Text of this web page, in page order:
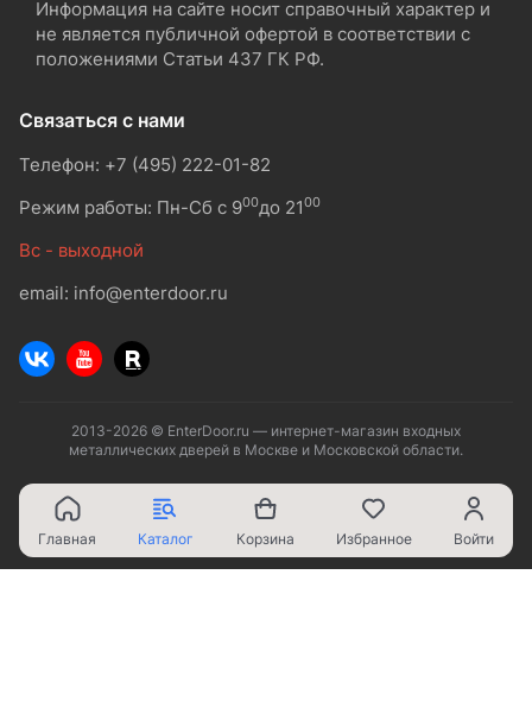
Информация на сайте носит справочный характер и
не является публичной офертой в соответствии с
положениями Статьи 437 ГК РФ.
Связаться с нами
Телефон: +7 (495) 222-01-82
Режим работы: Пн-Сб с 900до 2100
Вс - выходной
email: info@enterdoor.ru
2013-2026 © EnterDoor.ru — интернет-магазин входных
металлических дверей в Москве и Московской области.
Главная Каталог Корзина Избранное Войти